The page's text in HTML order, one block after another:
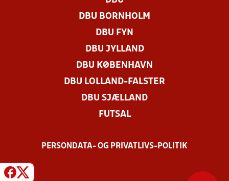
DBU BORNHOLM
DBU FYN
DBU JYLLAND
DBU KØBENHAVN
DBU LOLLAND-FALSTER
DBU SJÆLLAND
FUTSAL
PERSONDATA- OG PRIVATLIVS-POLITIK